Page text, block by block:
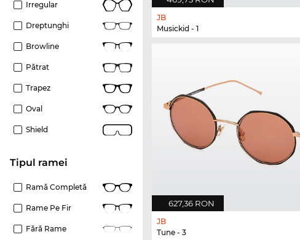
Irregular
Dreptunghi
Browline
Pătrat
Trapez
Oval
Shield
Tipul ramei
Ramă Completă
Rame Pe Fir
Fără Rame
JB
Musickid - 1
627,36 RON
JB
Tune - 3